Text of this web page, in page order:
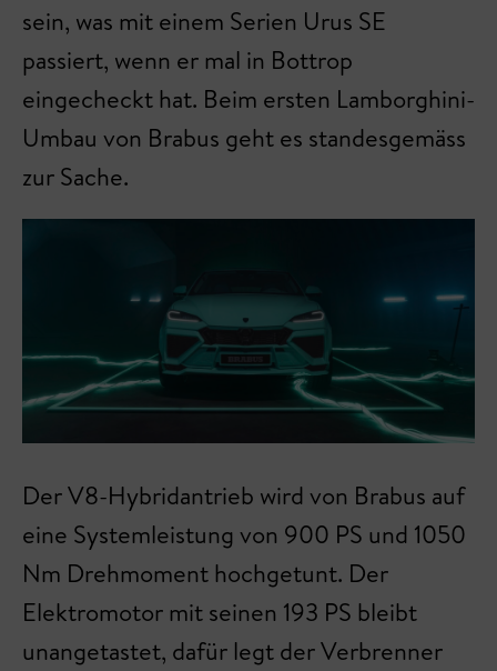
sein, was mit einem Serien Urus SE
passiert, wenn er mal in Bottrop
eingecheckt hat. Beim ersten Lamborghini-
Umbau von Brabus geht es standesgemäss
zur Sache.
Der V8-Hybridantrieb wird von Brabus auf
eine Systemleistung von 900 PS und 1050
Nm Drehmoment hochgetunt. Der
Elektromotor mit seinen 193 PS bleibt
unangetastet, dafür legt der Verbrenner